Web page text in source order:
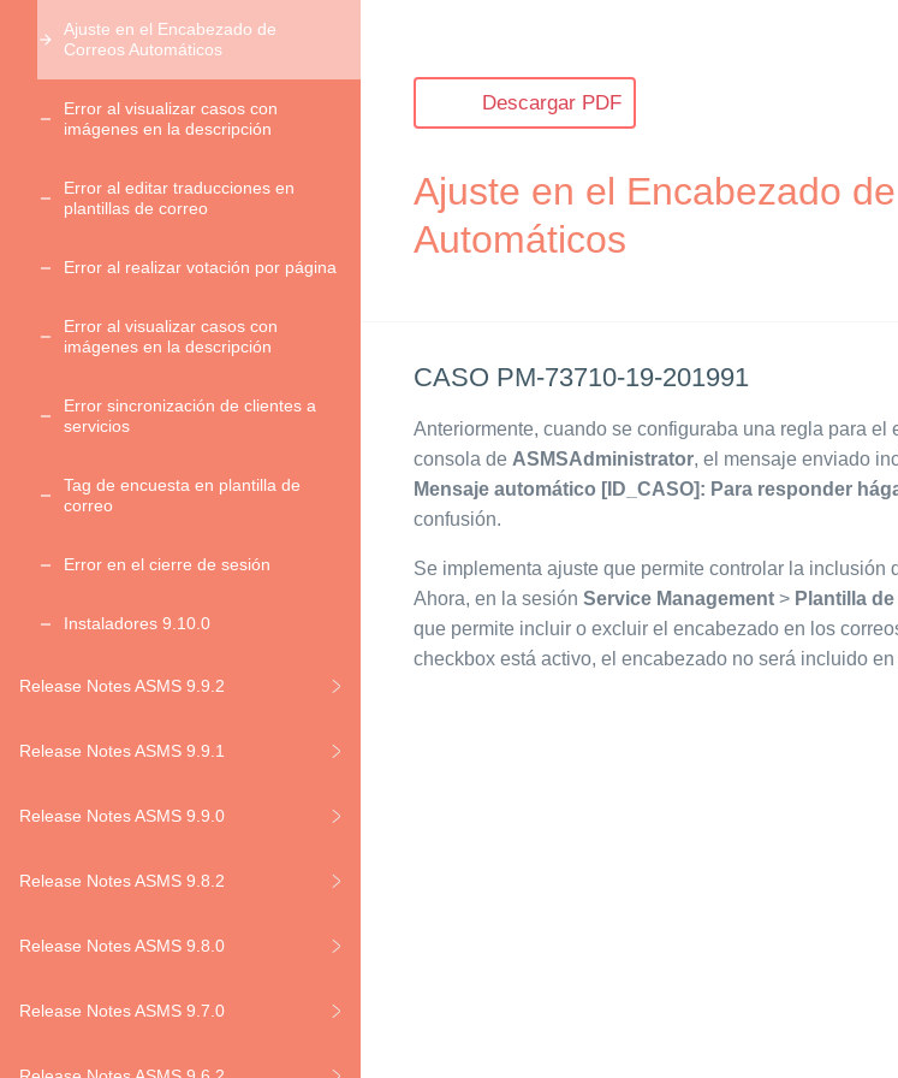
Ajuste en el Encabezado de
Correos Automáticos
Error al visualizar casos con
imágenes en la descripción
Error al editar traducciones en
plantillas de correo
Error al realizar votación por página
Error al visualizar casos con
imágenes en la descripción
Error sincronización de clientes a
servicios
Tag de encuesta en plantilla de
correo
Error en el cierre de sesión
Instaladores 9.10.0
Release Notes ASMS 9.9.2
Release Notes ASMS 9.9.1
Release Notes ASMS 9.9.0
Release Notes ASMS 9.8.2
Release Notes ASMS 9.8.0
Release Notes ASMS 9.7.0
Descargar PDF
Ajuste en el Encabezado
Automáticos
CASO PM-73710-19-201991
Anteriormente, cuando se configuraba una regla para el
consola de ASMSAdministrator, el mensaje enviado
Mensaje automático [ID_CASO]: Para responder
confusión.
Se implementa ajuste que permite controlar la inclusión
Ahora, en la sesión Service Management > Plantilla
que permite incluir o excluir el encabezado en los
checkbox está activo, el encabezado no será incluido en